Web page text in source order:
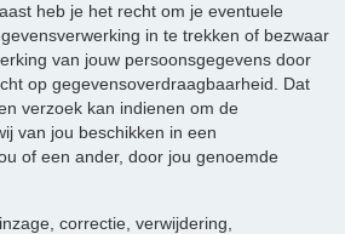
heb je het recht om je eventuele
in te trekken of bezwaar
van jouw persoonsgegevens door
op gegevensoverdraagbaarheid. Dat
verzoek kan indienen om de
van jou beschikken in een
of een ander, door jou genoemde
correctie, verwijdering,